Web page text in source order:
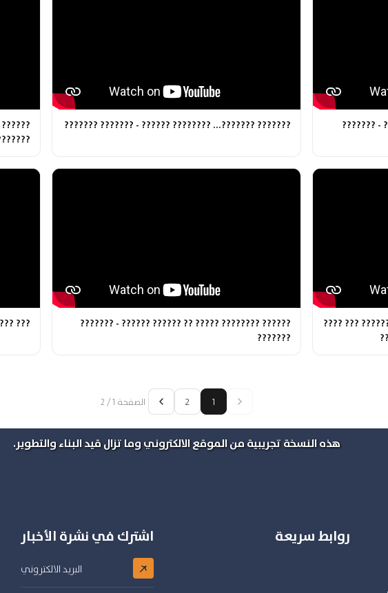
????
??????? ???????... ???????? ?????? - ??????? ???????
??????
?????? ???????? ????? ?? ?????? ?????? - ???????
???????
1
2 الصفحة 1 / 2
هذه النسخة تجريبية من الموقع الالكتروني وما تزال قيد البناء والتطوير.
روابط سريعة اشترك في نشرة الأخبار